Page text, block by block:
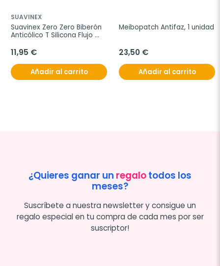
SUAVINEX
Suavinex Zero Zero Biberón
Anticólico T Silicona Flujo
11,95 €
Añadir al carrito
Meibopatch Antifaz, 1 unidad
23,50 €
Añadir al carrito
¿Quieres ganar un regalotodos los
meses?
Suscríbete a nuestra newsletter y consigue un
regalo especial en tu compra de cada mes por ser
suscriptor!